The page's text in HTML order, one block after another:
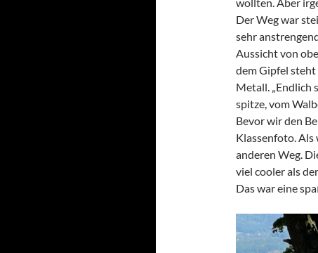
Der Weg war
sehr
Aussicht von
dem Gipfel steht
Metall. „Endlich
spitze, vom
Bevor wir den
Klassenfoto. Als
anderen Weg.
viel cooler als
Das war eine